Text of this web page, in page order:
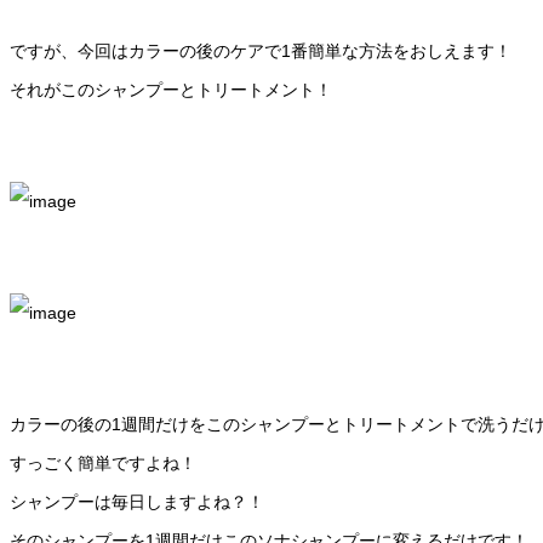
ですが、今回はカラーの後のケアで1番簡単な方法をおしえます！
それがこのシャンプーとトリートメント！
カラーの後の1週間だけをこのシャンプーとトリートメントで洗うだ
すっごく簡単ですよね！
シャンプーは毎日しますよね？！